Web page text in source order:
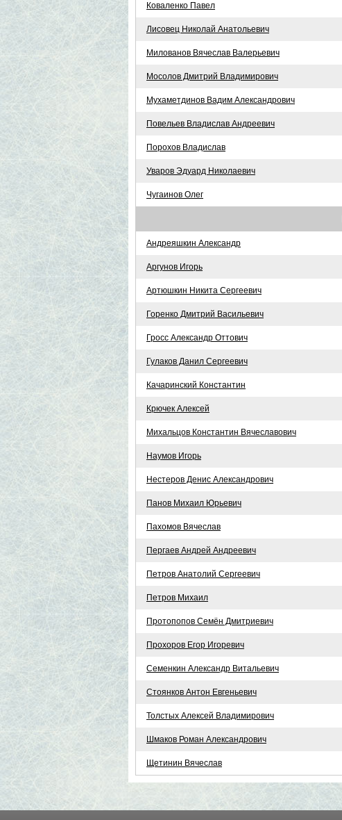
Коваленко Павел
Лисовец Николай Анатольевич
Милованов Вячеслав Валерьевич
Мосолов Дмитрий Владимирович
Мухаметдинов Вадим Александрович
Повельев Владислав Андреевич
Порохов Владислав
Уваров Эдуард Николаевич
Чугаинов Олег
Андреяшкин Александр
Аргунов Игорь
Артюшкин Никита Сергеевич
Горенко Дмитрий Васильевич
Гросс Александр Оттович
Гулаков Данил Сергеевич
Качаринский Константин
Крючек Алексей
Михальцов Константин Вячеславович
Наумов Игорь
Нестеров Денис Александрович
Панов Михаил Юрьевич
Пахомов Вячеслав
Пергаев Андрей Андреевич
Петров Анатолий Сергеевич
Петров Михаил
Протопопов Семён Дмитриевич
Прохоров Егор Игоревич
Семенкин Александр Витальевич
Стоянков Антон Евгеньевич
Толстых Алексей Владимирович
Шмаков Роман Александрович
Щетинин Вячеслав